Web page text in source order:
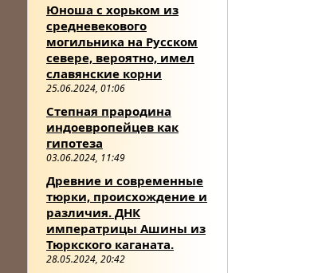
Юноша с хорьком из
средневекового
могильника на Русском
севере, вероятно, имел
славянские корни
25.06.2024, 01:06
Степная прародина
индоевропейцев как
гипотеза
03.06.2024, 11:49
Древние и современные
тюрки, происхождение и
различия. ДНК
императрицы Ашины из
Тюркского каганата.
28.05.2024, 20:42